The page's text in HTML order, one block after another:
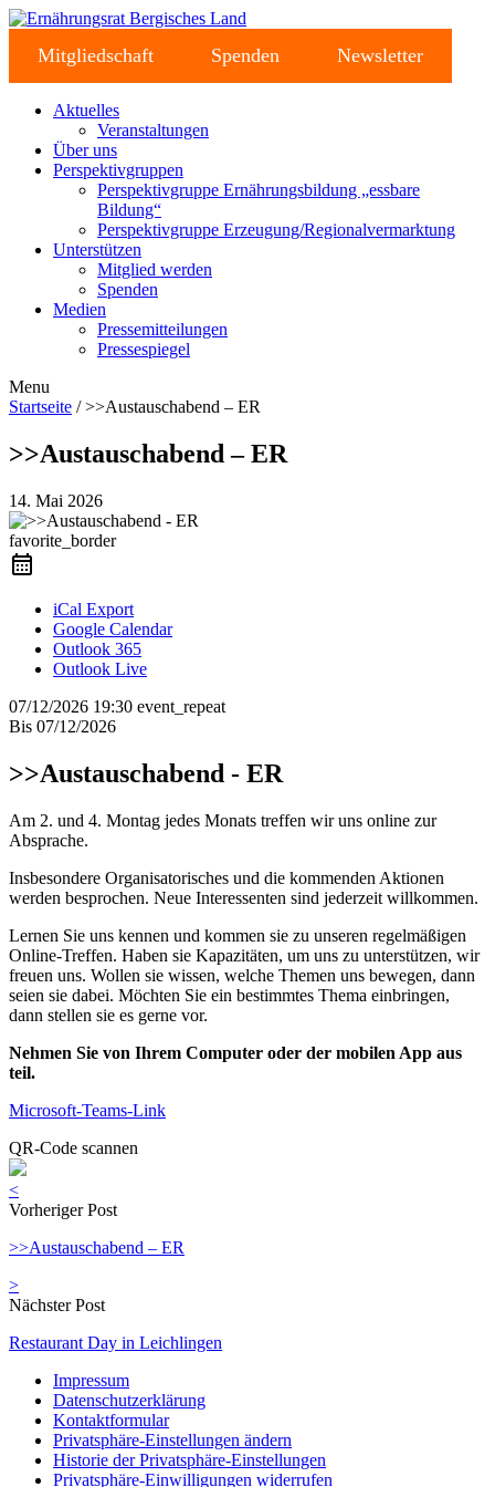
Mitgliedschaft Spenden Newsletter
Aktuelles
Veranstaltungen
Über uns
Perspektivgruppen
Perspektivgruppe Ernährungsbildung „essbare
Bildung“
Perspektivgruppe Erzeugung/Regionalvermarktung
Unterstützen
Mitglied werden
Spenden
Medien
Pressemitteilungen
Pressespiegel
Menu
Startseite / >>Austauschabend – ER
>>Austauschabend – ER
14. Mai 2026
favorite_border
iCal Export
Google Calendar
Outlook 365
Outlook Live
07/12/2026 19:30 event_repeat
Bis 07/12/2026
>>Austauschabend - ER
Am 2. und 4. Montag jedes Monats treffen wir uns online zur
Absprache.
Insbesondere Organisatorisches und die kommenden Aktionen
werden besprochen. Neue Interessenten sind jederzeit willkommen.
Lernen Sie uns kennen und kommen sie zu unseren regelmäßigen
Online-Treffen. Haben sie Kapazitäten, um uns zu unterstützen, wir
freuen uns. Wollen sie wissen, welche Themen uns bewegen, dann
seien sie dabei. Möchten Sie ein bestimmtes Thema einbringen,
dann stellen sie es gerne vor.
Nehmen Sie von Ihrem Computer oder der mobilen App aus
teil.
Microsoft-Teams-Link
QR-Code scannen
<
Vorheriger Post
>>Austauschabend – ER
>
Nächster Post
Restaurant Day in Leichlingen
Impressum
Datenschutzerklärung
Kontaktformular
Privatsphäre-Einstellungen ändern
Historie der Privatsphäre-Einstellungen
Privatsphäre-Einwilligungen widerrufen